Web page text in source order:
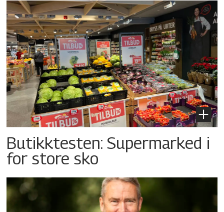
Butikktesten: Supermarked i
for store sko